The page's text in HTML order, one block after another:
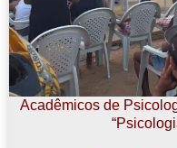
Acadêmicos de